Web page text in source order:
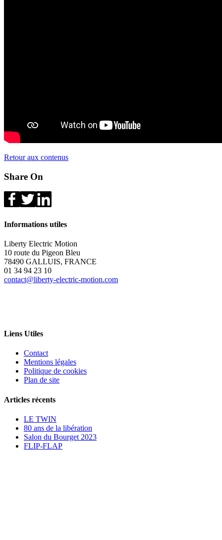
Retour aux contenus
Share On
Informations utiles
Liberty Electric Motion
10 route du Pigeon Bleu
78490 GALLUIS, FRANCE
01 34 94 23 10
contact@liberty-electric-motion.com
Liens Utiles
Contact
Mentions légales
Politique de cookies
Plan de site
Articles récents
LE TWIN
80 ans de la libération
Salon du Bourget 2023
FLIP-FLAP